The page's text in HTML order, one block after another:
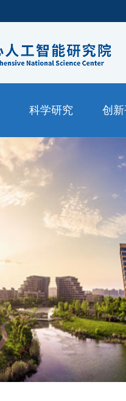
科学研究 创新